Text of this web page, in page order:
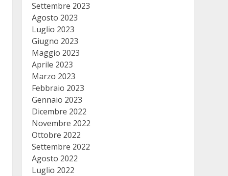
Settembre 2023
Agosto 2023
Luglio 2023
Giugno 2023
Maggio 2023
Aprile 2023
Marzo 2023
Febbraio 2023
Gennaio 2023
Dicembre 2022
Novembre 2022
Ottobre 2022
Settembre 2022
Agosto 2022
Luglio 2022